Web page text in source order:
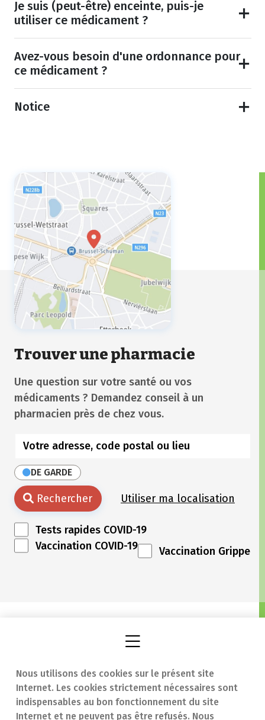
Nous utilisons des cookies sur le présent site
Internet. Les cookies strictement nécessaires sont
indispensables au bon fonctionnement du site
Internet et ne peuvent pas être refusés. Nous
Je suis (peut-être) enceinte, puis-je
utiliser ce médicament ?
Avez-vous besoin d'une ordonnance pour
ce médicament ?
Notice
Trouver une pharmacie
Une question sur votre santé ou vos
médicaments ? Demandez conseil à un
pharmacien près de chez vous.
DE GARDE
Rechercher Utiliser ma localisation
Tests rapides COVID-19
Vaccination COVID-19
Vaccination Grippe
Trouver une
En cas d'urgence